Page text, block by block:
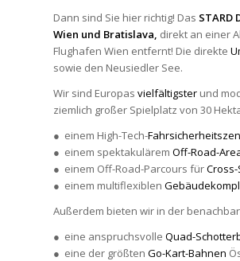
Dann sind Sie hier richtig! Das STARD
Wien und Bratislava, direkt an einer
Flughafen Wien entfernt! Die direkte
sowie den Neusiedler See.
Wir sind Europas vielfältigster und
ziemlich großer Spielplatz von 30
● einem High-Tech-
● einem spektakulärem Off-Road-
● einem Off-Road-Parcours für
● einem multiflexiblen
Außerdem bieten wir in der
● eine anspruchsvolle Quad-
● eine der größten Go-Kart-Bahnen